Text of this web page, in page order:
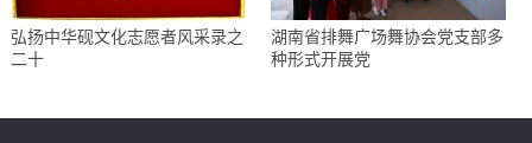
弘扬中华砚文化志愿者风采录之
二十
湖南省排舞广场舞协会党支部多
种形式开展党